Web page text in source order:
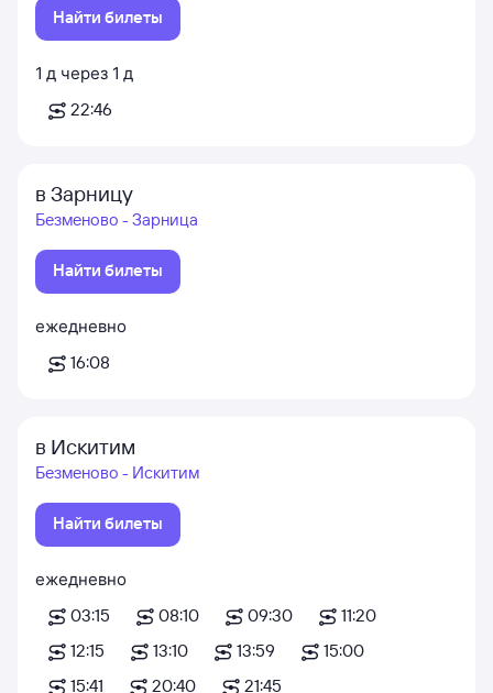
Найти билеты
1 д через 1 д
22:46
в Зарницу
Безменово - Зарница
Найти билеты
ежедневно
16:08
в Искитим
Безменово - Искитим
Найти билеты
ежедневно
03:15
08:10 09:30
11:20
12:15
13:10 13:59
15:00
15:41
20:40 21:45